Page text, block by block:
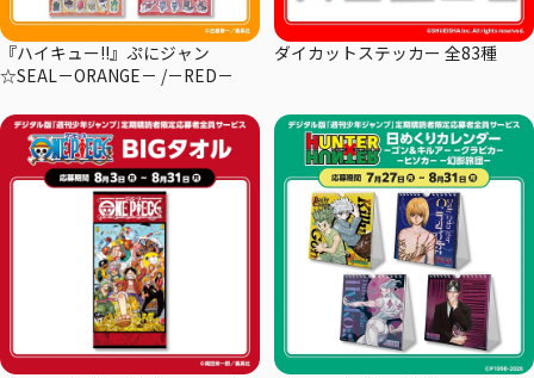
『ハイキュー!!』ぷにジャン
☆SEAL－ORANGE－ /－RED－
ダイカットステッカー 全83種